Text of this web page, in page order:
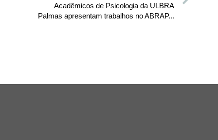
Acadêmicos de Psicologia da ULBRA
Palmas apresentam trabalhos no ABRAP...